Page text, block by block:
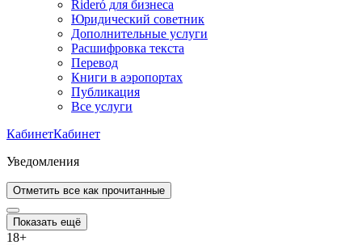
Rideró для бизнеса
Юридический советник
Дополнительные услуги
Расшифровка текста
Перевод
Книги в аэропортах
Публикация
Все услуги
КабинетКабинет
Уведомления
Отметить все как прочитанные
Показать ещё
18+